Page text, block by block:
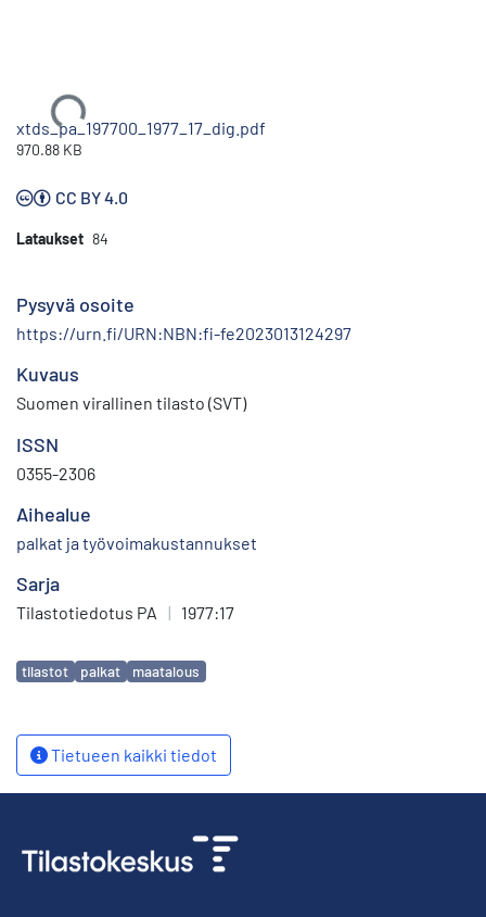
Ladataan...
xtds_pa_197700_1977_17_dig.pdf
970.88 KB
CC BY 4.0
Lataukset 84
Pysyvä osoite
https://urn.fi/URN:NBN:fi-fe2023013124297
Kuvaus
Suomen virallinen tilasto (SVT)
ISSN
0355-2306
Aihealue
palkat ja työvoimakustannukset
Sarja
Tilastotiedotus PA | 1977:17
Avainsanat
tilastot palkat maatalous
Tietueen kaikki tiedot